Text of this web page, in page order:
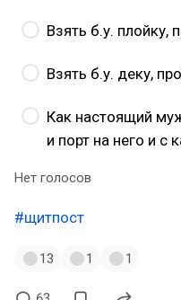
Взять б.у. плойку,
Взять б.у. деку,
Как настоящий
и порт на него и с
Нет голосов
#щитпост
13 1 1